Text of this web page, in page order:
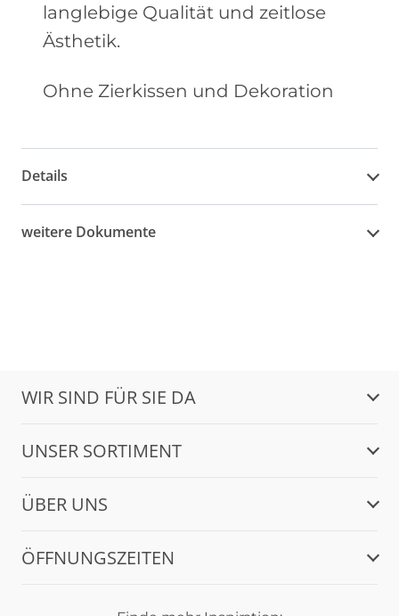
langlebige Qualität und zeitlose
Ästhetik.
Ohne Zierkissen und Dekoration
Details
weitere Dokumente
WIR SIND FÜR SIE DA
UNSER SORTIMENT
ÜBER UNS
ÖFFNUNGSZEITEN